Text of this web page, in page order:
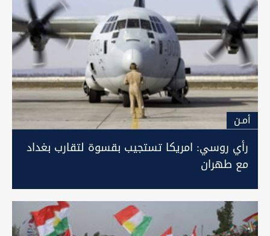
أمـن
رأي روسي: امريكا تستجيب بقسوة لتقارب بغداد
مع طهران